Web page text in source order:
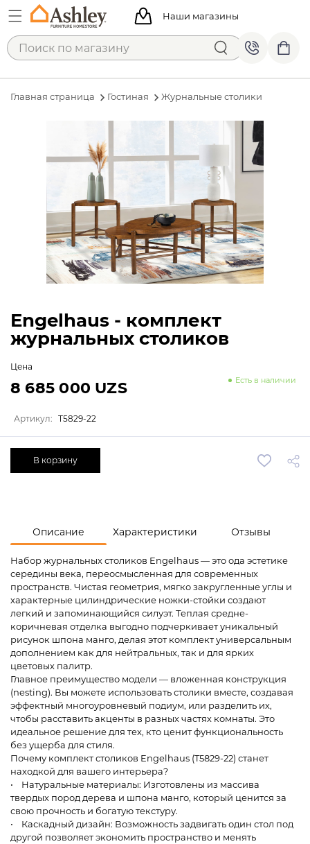
Наши магазины
Главная страница Гостиная Журнальные столики
Описание Характеристики Отзывы
Набор журнальных столиков Engelhaus — это ода эстетике
середины века, переосмысленная для современных
пространств. Чистая геометрия, мягко закругленные углы и
характерные цилиндрические ножки-стойки создают
легкий и запоминающийся силуэт. Теплая средне-
коричневая отделка выгодно подчеркивает уникальный
рисунок шпона манго, делая этот комплект универсальным
дополнением как для нейтральных, так и для ярких
цветовых палитр.
Главное преимущество модели — вложенная конструкция
(nesting). Вы можете использовать столики вместе, создавая
эффектный многоуровневый подиум, или разделить их,
чтобы расставить акценты в разных частях комнаты. Это
идеальное решение для тех, кто ценит функциональность
без ущерба для стиля.
Почему комплект столиков Engelhaus (T5829-22) станет
находкой для вашего интерьера?
• Натуральные материалы: Изготовлены из массива
твердых пород дерева и шпона манго, который ценится за
свою прочность и богатую текстуру.
• Каскадный дизайн: Возможность задвигать один стол под
другой позволяет экономить пространство и менять
Engelhaus - комплект
журнальных столиков
Цена
Есть в наличии
8 685 000 UZS
Артикул: T5829-22
В корзину